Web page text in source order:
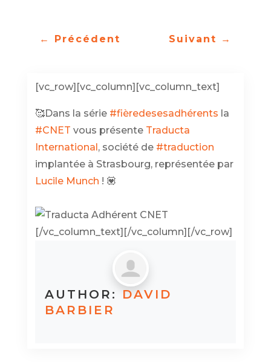
← Précédent Suivant →
[vc_row][vc_column][vc_column_text]
🥰Dans la série #fièredesesadhérents la
#CNET vous présente Traducta
International , société de #traduction
implantée à Strasbourg, représentée par
Lucile Munch ! 💟
[/vc_column_text][/vc_column][/vc_row]
AUTHOR: DAVID
BARBIER